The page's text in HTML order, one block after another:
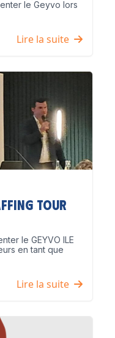
le Geyvo lors
Lire la suite
Tour
le GEYVO ILE
en tant que
Lire la suite